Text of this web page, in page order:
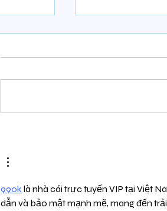
99ok là nhà cái trực tuyến VIP tại Việt
dẫn và bảo mật mạnh mẽ, mang đến